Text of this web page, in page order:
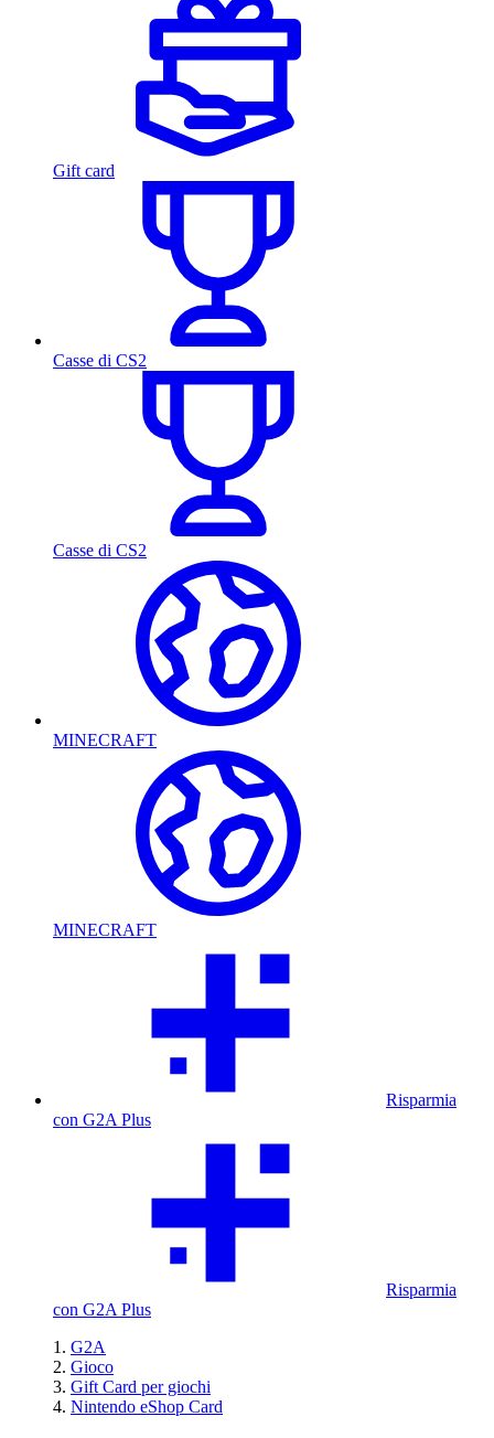
Gift card
Casse di CS2
Casse di CS2
MINECRAFT
MINECRAFT
Risparmia
con G2A Plus
Risparmia
con G2A Plus
G2A
Gioco
Gift Card per giochi
Nintendo eShop Card